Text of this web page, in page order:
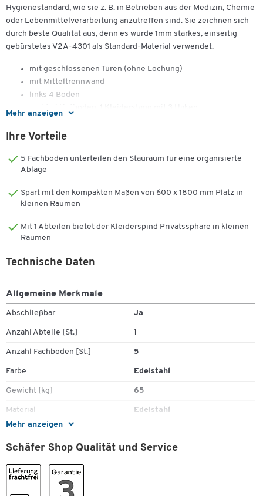
Mehr anzeigen
Hygienestandard, wie sie z. B. in Betrieben aus der Medizin, Chemie
oder Lebenmittelverarbeitung anzutreffen sind. Sie zeichnen sich
durch beste Qualität aus, denn es wurde 1mm starkes, einseitig
gebürstetes V2A-4301 als Standard-Material verwendet.
mit geschlossenen Türen (ohne Lochung)
mit Mitteltrennwand
links 4 Böden
rechts 1 Hutboden, 1 Kleiderstang mit 3 Haken
werden
Tiefe: 500 mm
Höhe, siehe Tabelle
Ihre Vorteile
5 Fachböden unterteilen den Stauraum für eine organisierte
Ablage
Spart mit den kompakten Maßen von 600 x 1800 mm Platz in
kleinen Räumen
Mit 1 Abteilen bietet der Kleiderspind Privatssphäre in kleinen
Räumen
Mehr anzeigen
Technische Daten
Allgemeine Merkmale
Abschließbar Ja
Anzahl Abteile [St.] 1
Anzahl Fachböden [St.] 5
Farbe Edelstahl
Gewicht [kg] 65
Material Edelstahl
Schließsystem
Unterbau Sockel
Farben
Farbe Korpus
Schäfer Shop Qualität und Service